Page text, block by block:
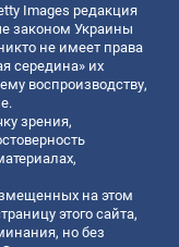
Images редакция
законом Украины
не имеет права
середина» их
воспроизводству,
зрения,
на этом
этого сайта,
но без